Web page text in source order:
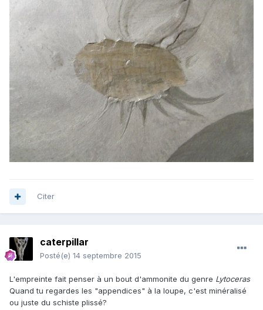
Citer
caterpillar
Posté(e) 14 septembre 2015
L'empreinte fait penser à un bout d'ammonite du genre Lytoceras
Quand tu regardes les "appendices" à la loupe, c'est minéralisé
ou juste du schiste plissé?